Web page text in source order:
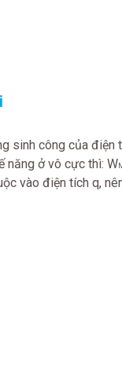
sinh công của điện
năng ở vô cực thì: W
vào điện tích q,